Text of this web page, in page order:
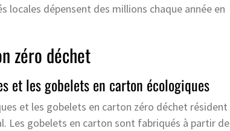
locales dépensent des millions chaque année en
zéro déchet
et les gobelets en carton écologiques
et les gobelets en carton zéro déchet résident
Les gobelets en carton sont fabriqués à partir de